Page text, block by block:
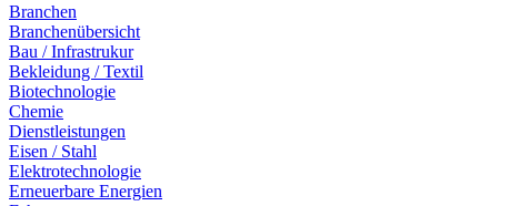
Branchen
Branchenübersicht
Bau / Infrastrukur
Bekleidung / Textil
Biotechnologie
Chemie
Dienstleistungen
Eisen / Stahl
Elektrotechnologie
Erneuerbare Energien